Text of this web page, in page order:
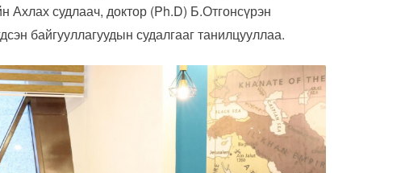
Ахлах судлаач, доктор (Ph.D) Б.Отгонсүрэн
байгууллагуудын судалгааг танилцууллаа.